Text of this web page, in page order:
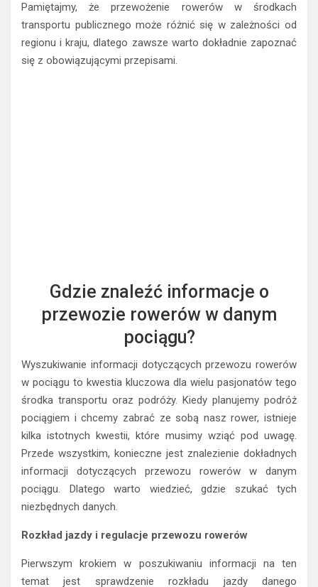
Pamiętajmy, że przewożenie rowerów w środkach
transportu publicznego może różnić się w zależności od
regionu i kraju, dlatego zawsze warto dokładnie zapoznać
się z obowiązującymi przepisami.
Gdzie znaleźć informacje o
przewozie rowerów w danym
pociągu?
Wyszukiwanie informacji dotyczących przewozu rowerów
w pociągu to kwestia kluczowa dla wielu pasjonatów tego
środka transportu oraz podróży. Kiedy planujemy podróż
pociągiem i chcemy zabrać ze sobą nasz rower, istnieje
kilka istotnych kwestii, które musimy wziąć pod uwagę.
Przede wszystkim, konieczne jest znalezienie dokładnych
informacji dotyczących przewozu rowerów w danym
pociągu. Dlatego warto wiedzieć, gdzie szukać tych
niezbędnych danych.
Rozkład jazdy i regulacje przewozu rowerów
Pierwszym krokiem w poszukiwaniu informacji na ten
temat jest sprawdzenie rozkładu jazdy danego